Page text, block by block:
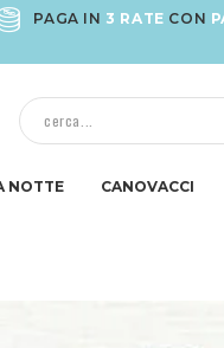
PAGA IN 3 RATE CON
NOTTE CANOVACCI